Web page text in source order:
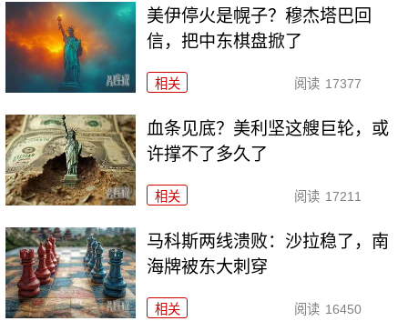
美伊停火是幌子？穆杰塔巴回
信，把中东棋盘掀了
相关 阅读 17377
血条见底？美利坚这艘巨轮，或
许撑不了多久了
相关 阅读 17211
马科斯两线溃败：沙拉稳了，南
海牌被东大刺穿
相关 阅读 16450